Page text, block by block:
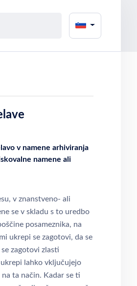
v namene arhiviranja
namene ali
v znanstveno- ali
se v skladu s to uredbo
posameznika, na
ukrepi se zagotovi, da se
zagotovi zlasti
lahko vključujejo
ta način. Kadar se ti